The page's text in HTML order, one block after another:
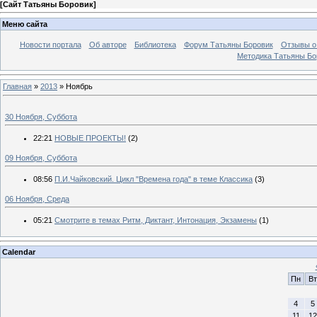
[Сайт Татьяны Боровик]
Меню сайта
Новости портала Об авторе Библиотека Форум Татьяны Боровик
Отзывы о
Методика Татьяны
Главная » 2013 » Ноябрь
30 Ноября, Суббота
22:21 НОВЫЕ ПРОЕКТЫ! (2)
09 Ноября, Суббота
08:56 П.И.Чайковский. Цикл "Времена года" в теме Классика (3)
06 Ноября, Среда
05:21 Смотрите в темах Ритм, Диктант, Интонация, Экзамены (1)
Calendar
Пн
Вт
4
5